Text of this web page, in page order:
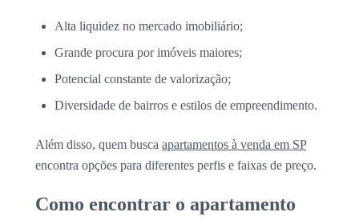
Alta liquidez no mercado imobiliário;
Grande procura por imóveis maiores;
Potencial constante de valorização;
Diversidade de bairros e estilos de empreendimento.
Além disso, quem busca apartamentos à venda em SP
encontra opções para diferentes perfis e faixas de preço.
Como encontrar o apartamento